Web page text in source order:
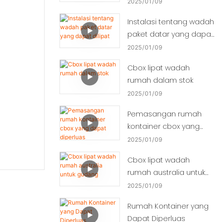
Instalasi tentang wadah
paket datar yang dapat
dilipat
2025 01 09
Cbox lipat wadah
rumah dalam stok
2025 01 09
Pemasangan rumah
kontainer cbox yang
dapat diperluas
2025 01 09
Cbox lipat wadah
rumah australia untuk
gudang
2025 01 09
Rumah Kontainer yang
Dapat Diperluas